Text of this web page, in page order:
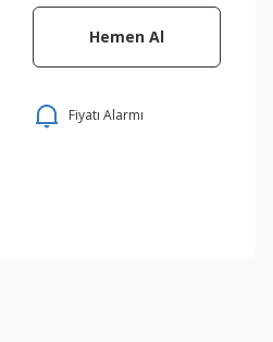
Hemen Al
Fiyatı Alarmı